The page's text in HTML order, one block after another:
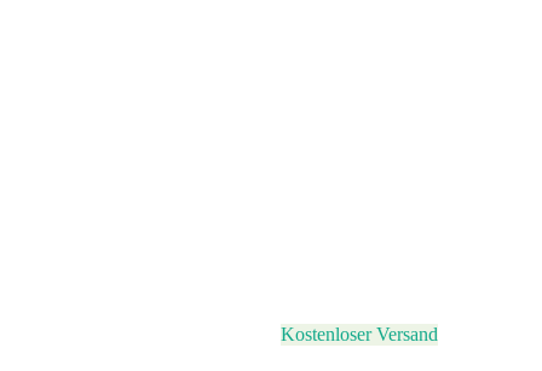
Kostenloser Versand